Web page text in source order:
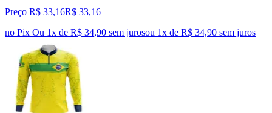
Preço R$ 33,16R$ 33,16
no Pix Ou 1x de R$ 34,90 sem jurosou 1x de R$ 34,90 sem juros